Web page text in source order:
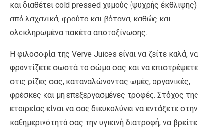
και διαθέτει cold pressed χυμούς (ψυχρής έκθλιψης)
από λαχανικά, φρούτα και βότανα, καθώς και
ολοκληρωμένα πακέτα αποτοξίνωσης.
Η φιλοσοφία της Verve Juices είναι να ζείτε καλά, να
φροντίζετε σωστά το σώμα σας και να επιστρέψετε
στις ρίζες σας, καταναλώνοντας ωμές, οργανικές,
φρέσκες και μη επεξεργασμένες τροφές. Στόχος της
εταιρείας είναι να σας διευκολύνει να εντάξετε στην
καθημερινότητά σας την υγιεινή διατροφή, να βρείτε